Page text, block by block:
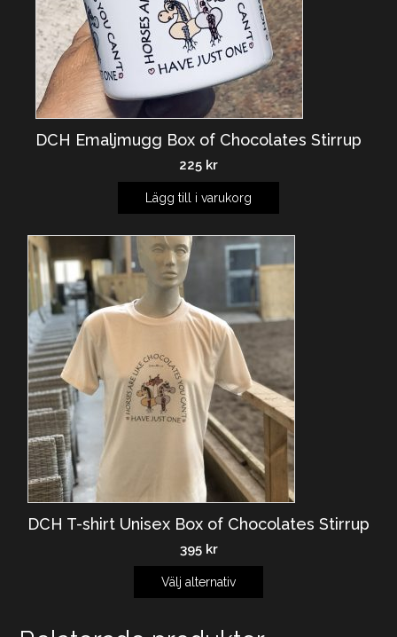
DCH Emaljmugg Box of Chocolates Stirrup
225 kr
Lägg till i varukorg
DCH T-shirt Unisex Box of Chocolates Stirrup
395 kr
Välj alternativ